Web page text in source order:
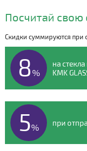
Посчитай свою
Скидки суммируются при
8%
на
KMK
5% при